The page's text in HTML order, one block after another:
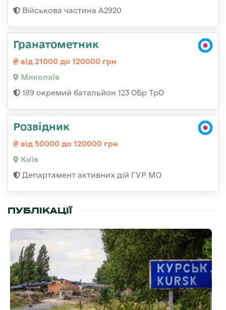
Військова частина А2920
Гранатометник
від 21000 до 120000 грн
Миколаїв
189 окремий батальйон 123 ОБр ТрО
Розвідник
від 50000 до 120000 грн
Київ
Департамент активних дій ГУР МО
ПУБЛІКАЦІЇ